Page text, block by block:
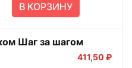
В КОРЗИНУ
Шаг за шагом
411,50 ₽